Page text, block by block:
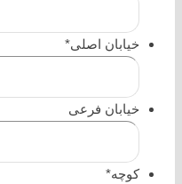
خیابان اصلی*
خیابان فرعی
کوچه*